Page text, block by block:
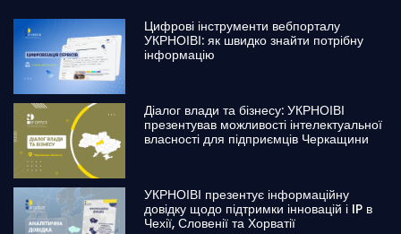
Цифрові інструменти вебпорталу
УКРНОІВІ: як швидко знайти потрібну
інформацію
Діалог влади та бізнесу: УКРНОІВІ
презентував можливості інтелектуальної
власності для підприємців Черкащини
УКРНОІВІ презентує інформаційну
довідку щодо підтримки інновацій і IP в
Чехії, Словенії та Хорватії